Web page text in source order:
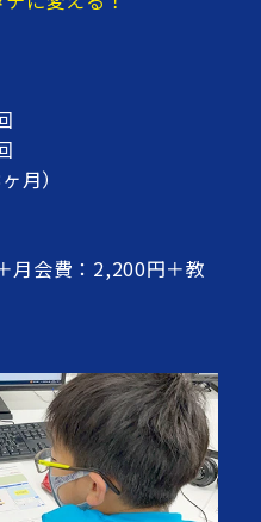
月）
月会費：2,200円＋教